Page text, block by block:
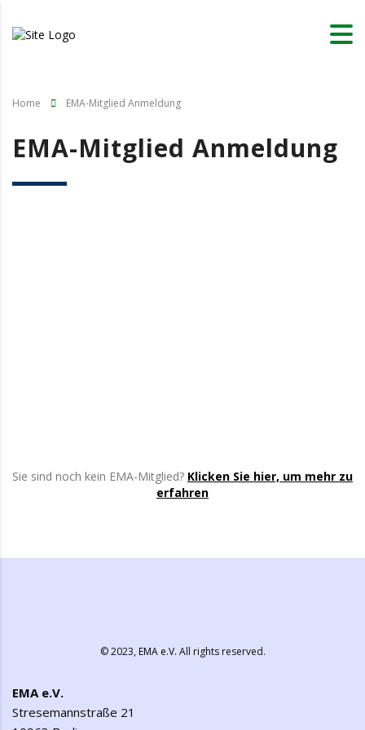
Home EMA-Mitglied Anmeldung
EMA-Mitglied Anmeldung
Sie sind noch kein EMA-Mitglied? Klicken Sie hier, um mehr zu
erfahren
© 2023,EMA e.V. All rights reserved.
EMA e.V.
Stresemannstraße 21